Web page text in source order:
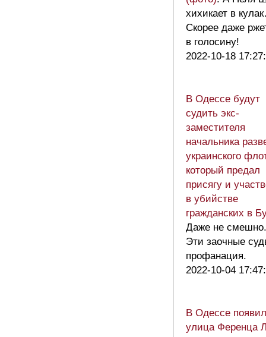
хихикает в
Скорее даже
в голосину!
2022-10-18
В Одессе будут
судить экс-
заместителя
начальника
украинского
который предал
присягу и
в убийстве
гражданских в
Даже не
Эти заочные
профанация.
2022-10-04
В Одессе
улица Ференца